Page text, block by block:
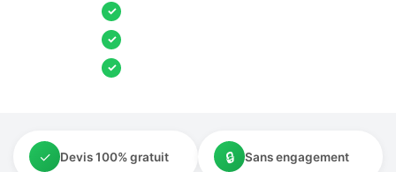
✓
✓
✓
✓ Devis 100% gratuit 🔒 Sans engagement